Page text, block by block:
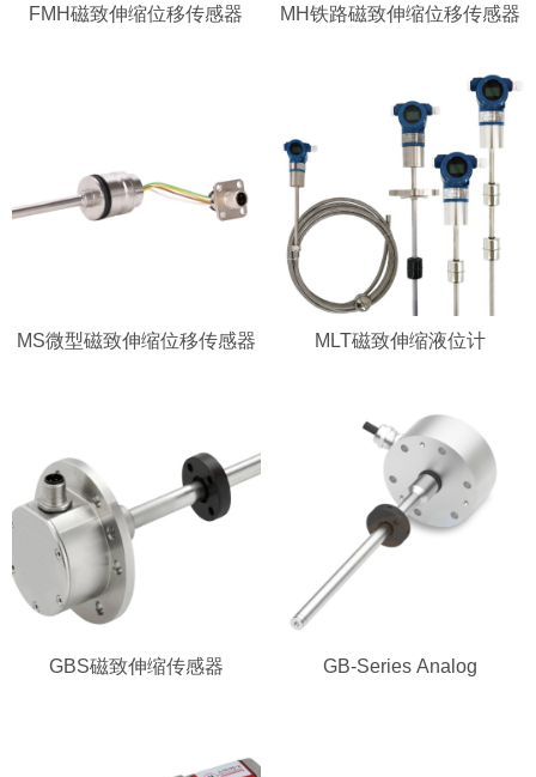
FMH磁致伸缩位移传感器 MH铁路磁致伸缩位移传感器
MS微型磁致伸缩位移传感器 MLT磁致伸缩液位计
GBS磁致伸缩传感器 GB-Series Analog